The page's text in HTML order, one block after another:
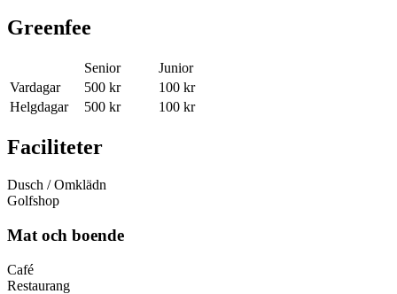
Greenfee
Senior
Junior
Vardagar
500 kr
100 kr
Helgdagar
500 kr 100 kr
Faciliteter
Dusch / Omklädn
Golfshop
Mat och boende
Café
Restaurang